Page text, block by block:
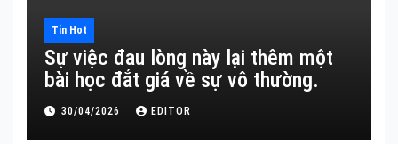
Tin Hot
Sự việc đau lòng này lại thêm một
bài học đắt giá về sự vô thường.
30/04/2026 EDITOR